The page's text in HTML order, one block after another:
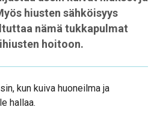
hiusten sähköisyys
nämä tukkapulmat
hoitoon.
kun kuiva huoneilma ja
hallaa.